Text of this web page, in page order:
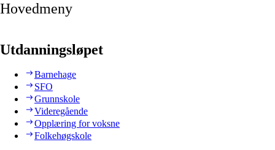
Hovedmeny
Utdanningsløpet
Barnehage
SFO
Grunnskole
Videregående
Opplæring for voksne
Folkehøgskole